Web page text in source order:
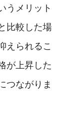
うメリット
比較した場
えられるこ
が上昇した
つながりま